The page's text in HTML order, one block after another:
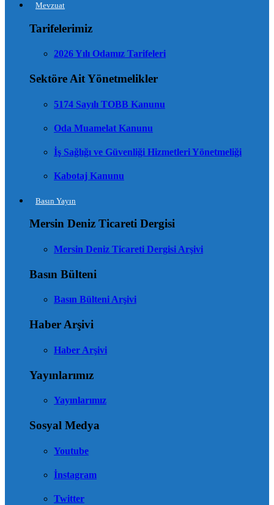
Mevzuat
Tarifelerimiz
2026 Yılı Odamız Tarifeleri
Sektöre Ait Yönetmelikler
5174 Sayılı TOBB Kanunu
Oda Muamelat Kanunu
İş Sağlığı ve Güvenliği Hizmetleri Yönetmeliği
Kabotaj Kanunu
Basın Yayın
Mersin Deniz Ticareti Dergisi
Mersin Deniz Ticareti Dergisi Arşivi
Basın Bülteni
Basın Bülteni Arşivi
Haber Arşivi
Haber Arşivi
Yayınlarımız
Yayınlarımız
Sosyal Medya
Youtube
İnstagram
Twitter